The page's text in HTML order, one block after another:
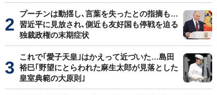
プーチンは動揺し､言葉を失ったとの指摘も…
習近平に見放され､側近も友好国も停戦を迫る
独裁政権の末期症状
これで｢愛子天皇｣はかえって近づいた…島田
裕巳｢野望にとらわれた麻生太郎が見落とした
皇室典範の大原則｣